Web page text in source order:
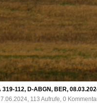
112, D-ABGN, BER,
113 Aufrufe, 0